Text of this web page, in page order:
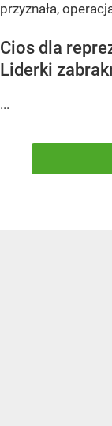
przyznała,
Cios dla
Liderki
...